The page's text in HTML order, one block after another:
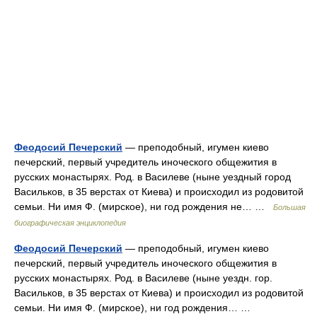
Феодосий Печерский — преподобный, игумен киево
печерский, первый учредитель иноческого общежития в
русских монастырях. Род. в Василеве (ныне уездный город
Васильков, в 35 верстах от Киева) и происходил из родовитой
семьи. Ни имя Ф. (мирское), ни год рождения не… …
Большая
биографическая энциклопедия
Феодосий Печерский — преподобный, игумен киево
печерский, первый учредитель иноческого общежития в
русских монастырях. Род. в Василеве (ныне уездн. гор.
Васильков, в 35 верстах от Киева) и происходил из родовитой
семьи. Ни имя Ф. (мирское), ни год рождения… …